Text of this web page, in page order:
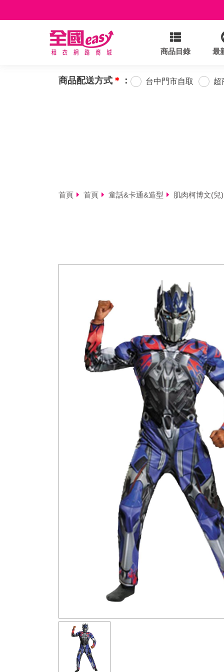
商品目錄 最
商品配送方式 ＊ ： 台中門市自取 超
首頁 首頁 童話&卡通&造型 肌肉柯博文(兒)